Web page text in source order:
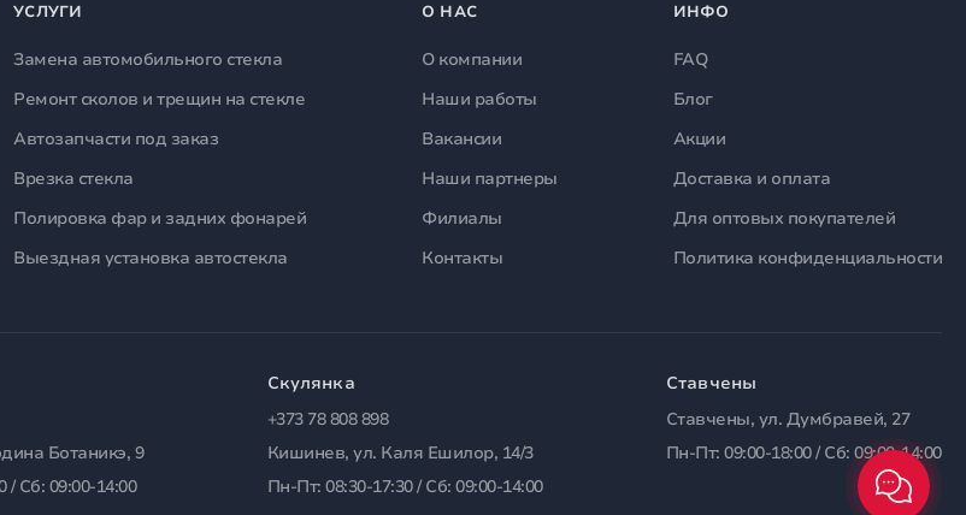
УСЛУГИ
Замена автомобильного стекла
Ремонт сколов и трещин на стекле
Автозапчасти под заказ
Врезка стекла
Полировка фар и задних фонарей
Выездная установка автостекла
О НАС
О компании
Наши работы
Вакансии
Наши партнеры
Филиалы
Контакты
ИНФО
FAQ
Блог
Акции
Доставка и оплата
Для оптовых покупателей
Политика конфиденциальности
Ботаникэ, 9
/ Сб: 09:00-14:00
Скулянка
+373 78 808 898
Кишинев, ул. Каля Ешилор, 14/3
Пн-Пт: 08:30-17:30 / Сб: 09:00-14:00
Ставчены
Ставчены, ул. Думбравей, 27
Пн-Пт: 09:00-18:00 / Сб: 09:00-14:00